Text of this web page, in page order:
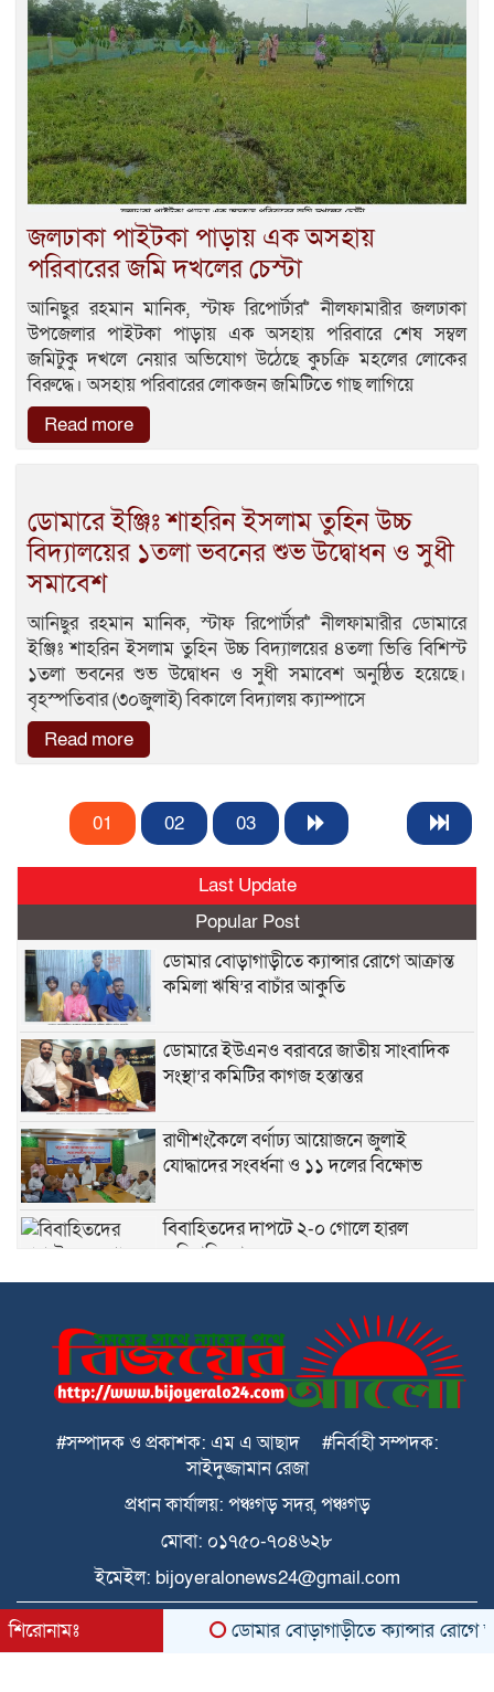
জলঢাকা পাইটকা পাড়ায় এক অসহায়
পরিবারের জমি দখলের চেস্টা
আনিছুর রহমান মানিক, স্টাফ রিপোর্টার>> নীলফামারীর জলঢাকা
উপজেলার পাইটকা পাড়ায় এক অসহায় পরিবারে শেষ সম্বল
জমিটুকু দখলে নেয়ার অভিযোগ উঠেছে কুচক্রি মহলের লোকের
বিরুদ্ধে। অসহায় পরিবারের লোকজন জমিটিতে গাছ লাগিয়ে
Read more
ডোমারে ইঞ্জিঃ শাহরিন ইসলাম তুহিন উচ্চ
বিদ্যালয়ের ১তলা ভবনের শুভ উদ্বোধন ও সুধী
সমাবেশ
আনিছুর রহমান মানিক, স্টাফ রিপোর্টার>> নীলফামারীর ডোমারে
ইঞ্জিঃ শাহরিন ইসলাম তুহিন উচ্চ বিদ্যালয়ের ৪তলা ভিত্তি বিশিস্ট
১তলা ভবনের শুভ উদ্বোধন ও সুধী সমাবেশ অনুষ্ঠিত হয়েছে।
বৃহস্পতিবার (৩০জুলাই) বিকালে বিদ্যালয় ক্যাম্পাসে
Read more
01 02 03
Last Update
Popular Post
ডোমার বোড়াগাড়ীতে ক্যান্সার রোগে আক্রান্ত
কমিলা ঋষি’র বাচাঁর আকুতি
ডোমারে ইউএনও বরাবরে জাতীয় সাংবাদিক
সংস্থা’র কমিটির কাগজ হস্তান্তর
রাণীশংকৈলে বর্ণাঢ্য আয়োজনে জুলাই
যোদ্ধাদের সংবর্ধনা ও ১১ দলের বিক্ষোভ
বিবাহিতদের দাপটে ২-০ গোলে হারল
অবিবাহিতরা
পঞ্চগড়ে ২১৮ পিছ ইয়াবা সহ মাদক
ব্যবসায়ীকে পুলিশে দিল মাদক নির্মূল কমিটি
পঞ্চগড়ে জুলাই গণঅভ্যুত্থান দিবস পালিত
ডোমারে গণঅভ্যূত্থানের ২য় বার্ষিকী উপলক্ষে
ডোমার আমবাড়ীতে অগ্নিকান্ডে ক্ষতিগস্ত
পরিবারের মাঝে জাতীয় সাংবাদিক সংস্থার পক্ষে
খাদ্য সামগ্রী বিতরণ
#সম্পাদক ও প্রকাশক: এম এ আছাদ #নির্বাহী সম্পদক:
সাইদুজ্জামান রেজা
প্রধান কার্যালয়: পঞ্চগড় সদর, পঞ্চগড়
মোবা: ০১৭৫০-৭০৪৬২৮
ইমেইল: bijoyeralonews24@gmail.com
All rights reserved © 2026 কারিগরি সহযোগিতা
শিরোনামঃ ডোমার বোড়াগাড়ীতে ক্যান্সার রোগে